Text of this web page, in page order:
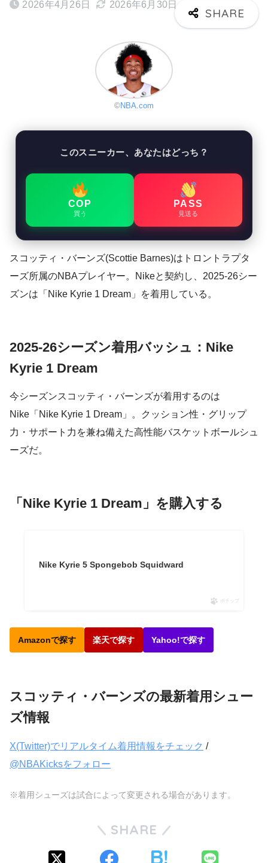
2026年4月26日 2026年6月30日
©NBA.com
このスニーカー、あなたはどっち？
COP
買う
PASS
見送る
スコッティ・バーンズ(Scottie Barnes)はトロントラプタ
ーズ所属のNBAプレイヤー。Nikeと契約し、2025-26シー
ズンは「Nike Kyrie 1 Dream」を着用している。
2025-26シーズン着用バッシュ：Nike
Kyrie 1 Dream
今シーズンスコッティ・バーンズが着用するのは
Nike「Nike Kyrie 1 Dream」。クッション性・グリップ
力・サポート力を兼ね備えた高性能バスケットボールシュ
ーズだ。
「Nike Kyrie 1 Dream」を購入する
Nike Kyrie 5 Spongebob Squidward
ポチップ
Amazonで探す 楽天で探す Yahoo!で探す
スコッティ・バーンズの最新着用シュー
ズ情報
X(Twitter)でリアルタイム着用情報をチェック /
@NBAKicksをフォロー
※着用シューズは試合によって変更される場合があります。
SHARE